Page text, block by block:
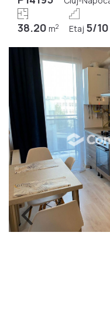
38.20 m2 Etaj 5/10